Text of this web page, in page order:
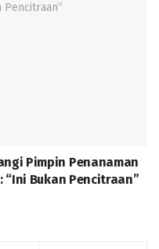
Pimpin Penanaman
Bukan Pencitraan”